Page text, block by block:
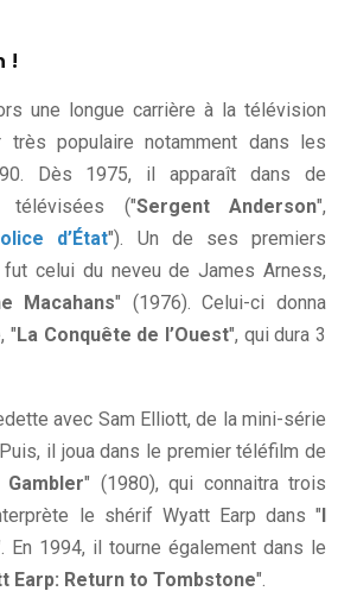
!
une longue carrière à la télévision
populaire notamment dans les
Dès 1975, il apparaît dans de
télévisées ("Sergent Anderson",
d’État"). Un de ses premiers
celui du neveu de James Arness,
Macahans" (1976). Celui-ci donna
"La Conquête de l’Ouest", qui dura 3
avec Sam Elliott, de la mini-série
il joua dans le premier téléfilm de
Gambler" (1980), qui connaitra trois
le shérif Wyatt Earp dans "I
En 1994, il tourne également dans le
Earp: Return to Tombstone".